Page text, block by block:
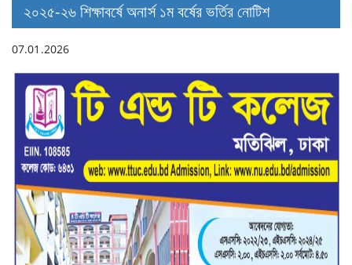
২০২৫-২৬ শিক্ষাবর্ষে অনার্স ১ম বর্ষের ভর্তির নোটিশ
07.01.2026